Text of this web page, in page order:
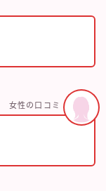
女性の口コミ